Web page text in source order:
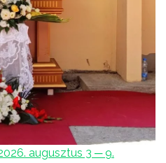
augusztus 3 ─ 9.